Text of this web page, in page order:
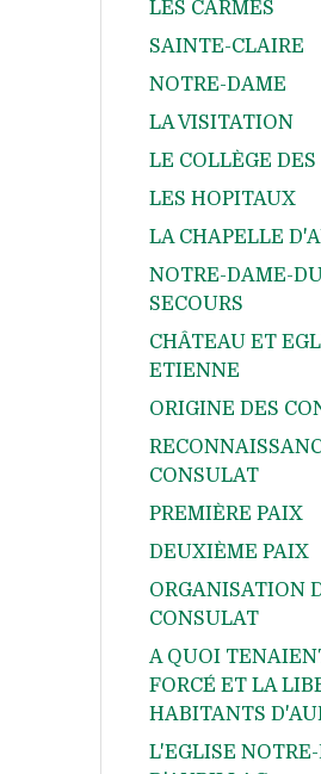
LES CARMES
SAINTE-CLAIRE
NOTRE-DAME
LA VISITATION
LE COLLÈGE
LES HOPITAUX
LA CHAPELLE
NOTRE-DAME-
SECOURS
CHÂTEAU ET
ETIENNE
ORIGINE DES
CONSULAT
PREMIÈRE PAIX
DEUXIÈME PAIX
ORGANISATION
CONSULAT
A QUOI
FORCÉ ET LA
HABITANTS
L'EGLISE